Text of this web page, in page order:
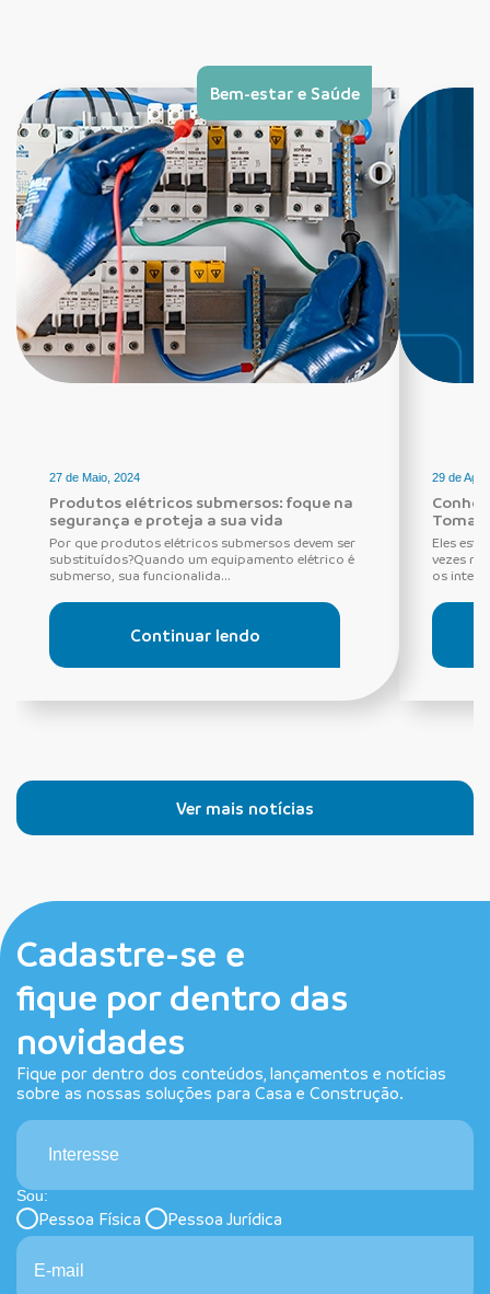
Bem-estar e Saúde
27 de Maio, 2024
Produtos elétricos submersos: foque na
segurança e proteja a sua vida
Por que produtos elétricos submersos devem ser
substituídos?Quando um equipamento elétrico é
submerso, sua funcionalida...
Continuar lendo
29 de
Eles
vezes
os
Ver mais notícias
Cadastre-se e
fique por dentro das
novidades
Fique por dentro dos conteúdos, lançamentos e notícias
sobre as nossas soluções para Casa e Construção.
Interesse
Sou:
Pessoa Física Pessoa Jurídica